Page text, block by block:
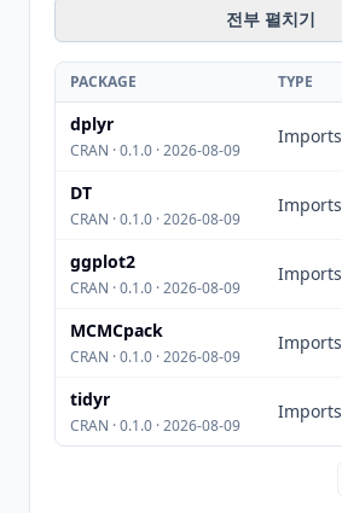
전부 펼치기
PACKAGE TYPE
dplyr
CRAN · 0.1.0 · 2026-08-09
Imports
DT
CRAN · 0.1.0 · 2026-08-09
Imports
ggplot2
CRAN · 0.1.0 · 2026-08-09
Imports
MCMCpack
CRAN · 0.1.0 · 2026-08-09
Imports
tidyr
CRAN · 0.1.0 · 2026-08-09
Imports